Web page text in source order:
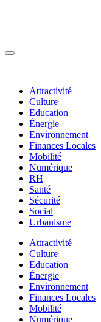
Attractivité
Culture
Education
Énergie
Environnement
Finances Locales
Mobilité
Numérique
RH
Santé
Sécurité
Social
Urbanisme
Attractivité
Culture
Education
Énergie
Environnement
Finances Locales
Mobilité
Numérique